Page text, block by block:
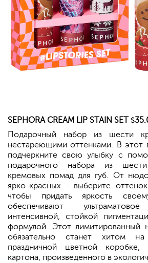
SEPHORA CREAM LIP STAIN SET $
Подарочный набор из шести
нестареющими оттенками. В этот
подчеркните свою улыбку с
подарочного набора из шести
кремовых помад для губ. От
ярко-красных - выберите
чтобы придать яркость
обеспечивают
интенсивной, стойкой
формулой. Этот лимитированный
обязательно станет хитом
праздничной цветной коробке,
картона, произведенного в